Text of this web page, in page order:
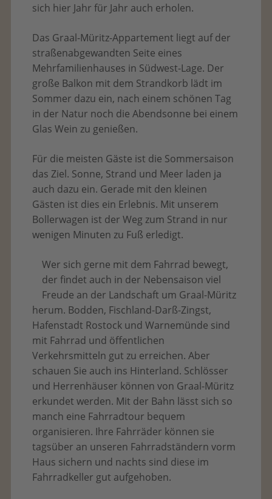
sich hier Jahr für Jahr auch erholen.
Das Graal-Müritz-Appartement liegt auf der
straßenabgewandten Seite eines
Mehrfamilienhauses in Südwest-Lage. Der
große Balkon mit dem Strandkorb lädt im
Sommer dazu ein, nach einem schönen Tag
in der Natur noch die Abendsonne bei einem
Glas Wein zu genießen.
Für die meisten Gäste ist die Sommersaison
das Ziel. Sonne, Strand und Meer laden ja
auch dazu ein. Gerade mit den kleinen
Gästen ist dies ein Erlebnis. Mit unserem
Bollerwagen ist der Weg zum Strand in nur
wenigen Minuten zu Fuß erledigt.
Wer sich gerne mit dem Fahrrad bewegt,
der findet auch in der Nebensaison viel
Freude an der Landschaft um Graal-Müritz
herum. Bodden, Fischland-Darß-Zingst,
Hafenstadt Rostock und Warnemünde sind
mit Fahrrad und öffentlichen
Verkehrsmitteln gut zu erreichen. Aber
schauen Sie auch ins Hinterland. Schlösser
und Herrenhäuser können von Graal-Müritz
erkundet werden. Mit der Bahn lässt sich so
manch eine Fahrradtour bequem
organisieren. Ihre Fahrräder können sie
tagsüber an unseren Fahrradständern vorm
Haus sichern und nachts sind diese im
Fahrradkeller gut aufgehoben.